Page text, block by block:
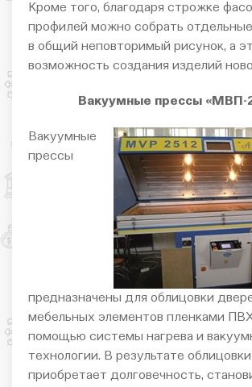
Кроме того, благодаря строжке
профилей можно собрать
в общий неповторимый рисунок, а
возможность создания изделий
Вакуумные прессы «МВП-
Вакуумные
прессы
предназначены для облицовки
мебельных элементов пленками
помощью системы нагрева и
технологии. В результате
приобретает долговечность,